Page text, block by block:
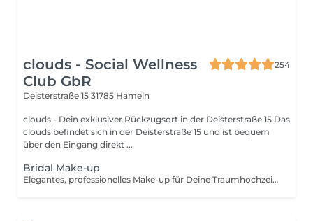
clouds - Social Wellness
Club GbR
254
Deisterstraße 15 31785 Hameln
clouds - Dein exklusiver Rückzugsort in der Deisterstraße 15 Das
clouds befindet sich in der Deisterstraße 15 und ist bequem
über den Eingang direkt ...
Bridal Make-up
Elegantes, professionelles Make-up für Deine Traumhochzeit. Beinhaltet: 2 Termine (Probe Make-up und Braut Make-up) Individuelle Termine auf Anfrage möglich. Anfahrtskosten nicht inklusive.